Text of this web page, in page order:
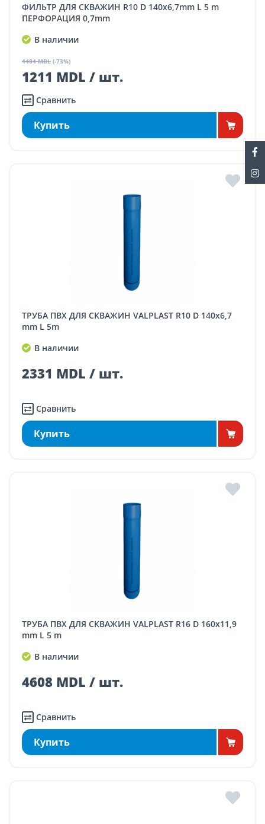
ФИЛЬТР ДЛЯ СКВАЖИН R10 D 140x6,7mm L 5 m
ПЕРФОРАЦИЯ 0,7mm
В наличии
4404 MDL (-73%)
1211 MDL / шт.
Сравнить
Купить
ТРУБА ПВХ ДЛЯ СКВАЖИН VALPLAST R10 D 140x6,7
mm L 5m
В наличии
2331 MDL / шт.
Сравнить
Купить
ТРУБА ПВХ ДЛЯ СКВАЖИН VALPLAST R16 D 160x11,9
mm L 5 m
В наличии
4608 MDL / шт.
Сравнить
Купить